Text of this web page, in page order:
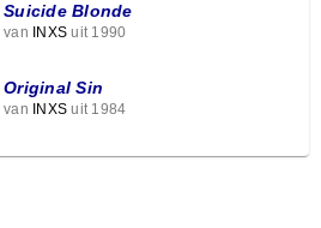
Suicide Blonde
van INXS uit 1990
Original Sin
van INXS uit 1984